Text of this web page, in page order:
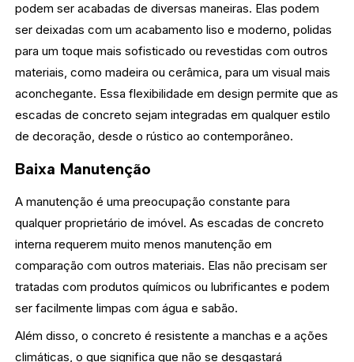
podem ser acabadas de diversas maneiras. Elas podem
ser deixadas com um acabamento liso e moderno, polidas
para um toque mais sofisticado ou revestidas com outros
materiais, como madeira ou cerâmica, para um visual mais
aconchegante. Essa flexibilidade em design permite que as
escadas de concreto sejam integradas em qualquer estilo
de decoração, desde o rústico ao contemporâneo.
Baixa Manutenção
A manutenção é uma preocupação constante para
qualquer proprietário de imóvel. As escadas de concreto
interna requerem muito menos manutenção em
comparação com outros materiais. Elas não precisam ser
tratadas com produtos químicos ou lubrificantes e podem
ser facilmente limpas com água e sabão.
Além disso, o concreto é resistente a manchas e a ações
climáticas, o que significa que não se desgastará